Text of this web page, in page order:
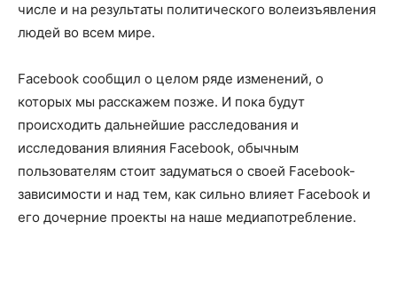
числе и на результаты политического волеизъявления
людей во всем мире.
Facebook сообщил о целом ряде изменений, о
которых мы расскажем позже. И пока будут
происходить дальнейшие расследования и
исследования влияния Facebook, обычным
пользователям стоит задуматься о своей Facebook-
зависимости и над тем, как сильно влияет Facebook и
его дочерние проекты на наше медиапотребление.